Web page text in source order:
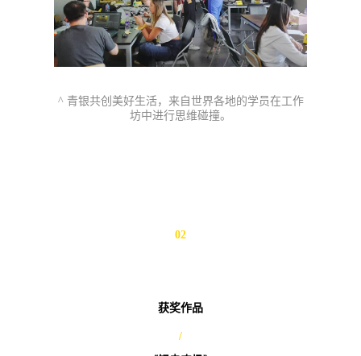
^ 青银共创美好生活，来自世界各地的学员在工作
坊中进行思维碰撞。
02
获奖作品
/